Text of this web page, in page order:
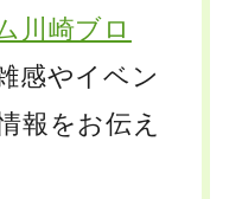
川崎ブロ
感やイベン
報をお伝え